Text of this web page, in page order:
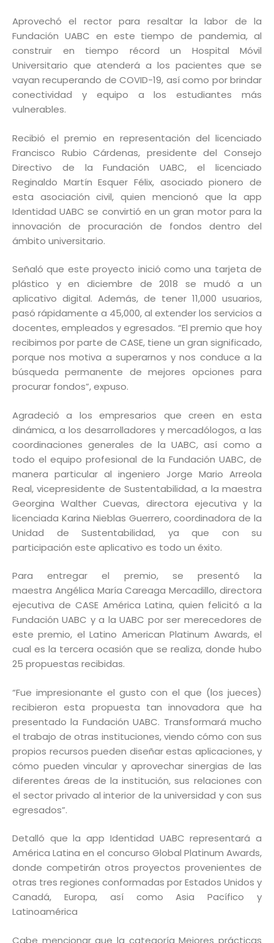
Aprovechó el rector para resaltar la labor de la
Fundación UABC en este tiempo de pandemia, al
construir en tiempo récord un Hospital Móvil
Universitario que atenderá a los pacientes que se
vayan recuperando de COVID-19, así como por brindar
conectividad y equipo a los estudiantes más
vulnerables.
Recibió el premio en representación del licenciado
Francisco Rubio Cárdenas, presidente del Consejo
Directivo de la Fundación UABC, el licenciado
Reginaldo Martín Esquer Félix, asociado pionero de
esta asociación civil, quien mencionó que la app
Identidad UABC se convirtió en un gran motor para la
innovación de procuración de fondos dentro del
ámbito universitario.
Señaló que este proyecto inició como una tarjeta de
plástico y en diciembre de 2018 se mudó a un
aplicativo digital. Además, de tener 11,000 usuarios,
pasó rápidamente a 45,000, al extender los servicios a
docentes, empleados y egresados. “El premio que hoy
recibimos por parte de CASE, tiene un gran significado,
porque nos motiva a superarnos y nos conduce a la
búsqueda permanente de mejores opciones para
procurar fondos”, expuso.
Agradeció a los empresarios que creen en esta
dinámica, a los desarrolladores y mercadólogos, a las
coordinaciones generales de la UABC, así como a
todo el equipo profesional de la Fundación UABC, de
manera particular al ingeniero Jorge Mario Arreola
Real, vicepresidente de Sustentabilidad, a la maestra
Georgina Walther Cuevas, directora ejecutiva y la
licenciada Karina Nieblas Guerrero, coordinadora de la
Unidad de Sustentabilidad, ya que con su
participación este aplicativo es todo un éxito.
Para entregar el premio, se presentó la
maestra Angélica María Careaga Mercadillo, directora
ejecutiva de CASE América Latina, quien felicitó a la
Fundación UABC y a la UABC por ser merecedores de
este premio, el Latino American Platinum Awards, el
cual es la tercera ocasión que se realiza, donde hubo
25 propuestas recibidas.
“Fue impresionante el gusto con el que (los jueces)
recibieron esta propuesta tan innovadora que ha
presentado la Fundación UABC. Transformará mucho
el trabajo de otras instituciones, viendo cómo con sus
propios recursos pueden diseñar estas aplicaciones, y
cómo pueden vincular y aprovechar sinergias de las
diferentes áreas de la institución, sus relaciones con
el sector privado al interior de la universidad y con sus
egresados”.
Detalló que la app Identidad UABC representará a
América Latina en el concurso Global Platinum Awards,
donde competirán otros proyectos provenientes de
otras tres regiones conformadas por Estados Unidos y
Canadá, Europa, así como Asia Pacífico y
Latinoamérica
Cabe mencionar que la categoría Mejores prácticas